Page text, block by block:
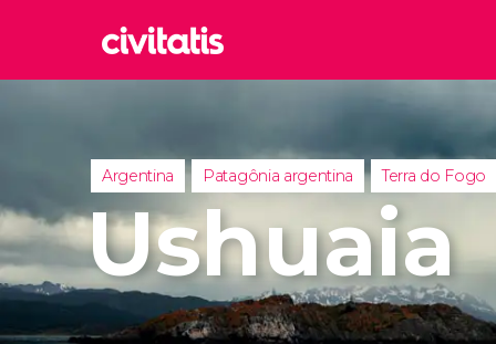
Reino
Reino
Argentina Patagônia argentina Terra do Fogo
Ushuaia